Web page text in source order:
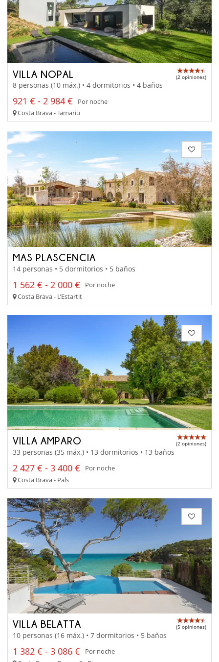
VILLA NOPAL (2 opiniones)
8 personas (10 máx.) • 4 dormitorios • 4 baños
921 € - 2 984 €
Por noche
Costa Brava - Tamariu
MAS PLASCENCIA
14 personas • 5 dormitorios • 5 baños
1 562 € - 2 000 €
Por noche
Costa Brava - L'Estartit
VILLA AMPARO (2 opiniones)
33 personas (35 máx.) • 13 dormitorios • 13 baños
2 427 € - 3 400 €
Por noche
Costa Brava - Pals
VILLA BELATTA (5 opiniones)
10 personas (16 máx.) • 7 dormitorios • 5 baños
1 382 € - 3 086 €
Por noche